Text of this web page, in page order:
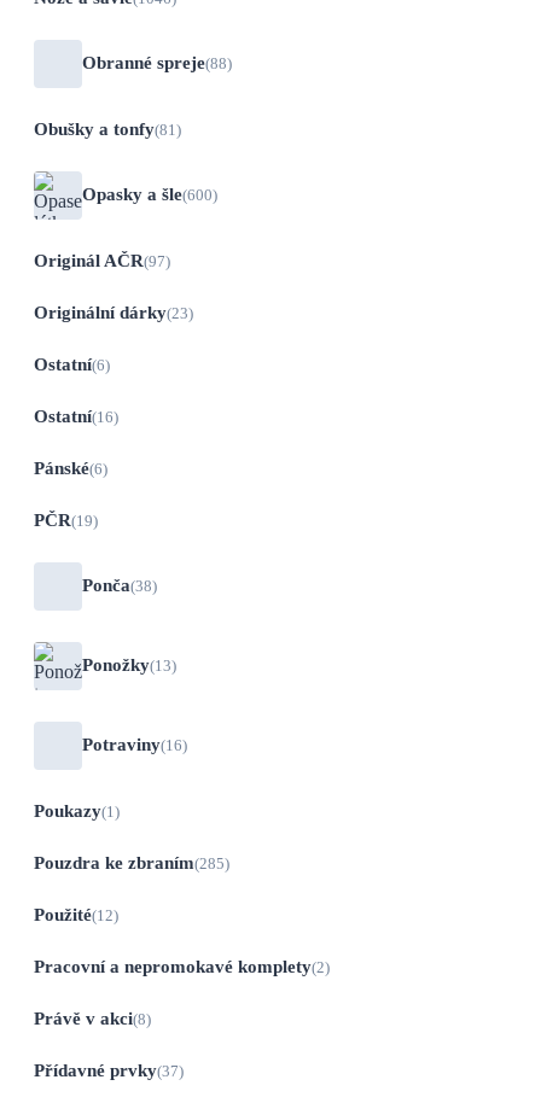
Obranné spreje(88)
Obušky a tonfy(81)
Opasky a šle(600)
Originál AČR(97)
Originální dárky(23)
Ostatní(6)
Ostatní(16)
Pánské(6)
PČR(19)
Ponča(38)
Ponožky(13)
Potraviny(16)
Poukazy(1)
Pouzdra ke zbraním(285)
Použité(12)
Pracovní a nepromokavé komplety(2)
Právě v akci(8)
Přídavné prvky(37)